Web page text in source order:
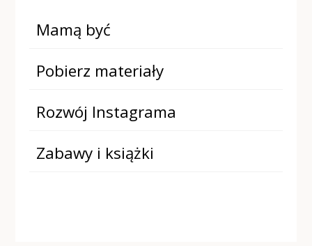
Mamą być
Pobierz materiały
Rozwój Instagrama
Zabawy i książki